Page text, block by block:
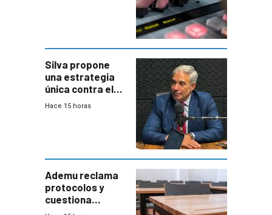
Silva propone
una estrategia
única contra el
narcotráfico y
Hace 15 horas
Ademu reclama
protocolos y
cuestiona
demora de